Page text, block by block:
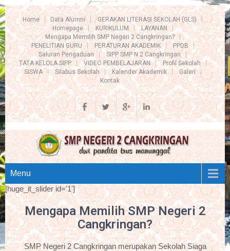
Home Data Alumni
GERAKAN LITERASI SEKOLAH (GLS)
Homepage
KURIKULUM
LAYANAN
Mengapa Memilih SMP Negeri 2 Cangkringan?
PENELITIAN GURU
PERATURAN AKADEMIK
PPDB
Saluran Pengaduan
SIPP SMP N 2 Cangkringan
TATA KELOLA SIPP
VIDEO PEMBELAJARAN
Profil Sekolah
SISWA
Silabus Sekolah Kalender Akademik
Galeri
Kontak
Menu
[huge_it_slider id='1']
Mengapa Memilih SMP Negeri 2
Cangkringan?
SMP Negeri 2 Cangkringan merupakan Sekolah Siaga